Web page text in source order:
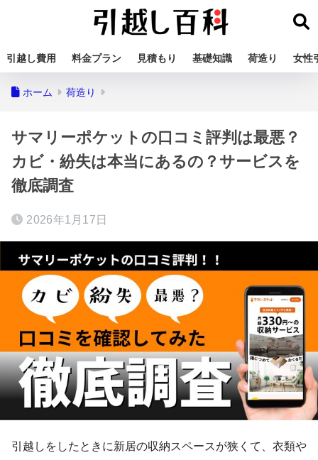
引越し費用 料金プラン 見積もり 基礎知識 荷造り 女性
ホーム 荷造り
サマリーポケットの口コミ評判は最悪？
カビ・紛失は本当にあるの？サービスを
徹底調査
2026年1月17日
引越しをしたときに新居の収納スペースが狭くて、衣類や